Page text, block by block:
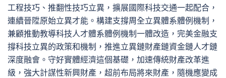
工程技巧、推翻性技巧立異，擴展國際科技交通一起配合，
連續晉陞原始立異才能。構建支撐周全立異體系體例機制，
兼顧推動教導科技人才體系體例機制一體改造，完美金融支
撐科技立異的政策和機制，推進立異鏈財產鏈資金鏈人才鏈
深度融會。守好實體經濟這個基礎，加速傳統財產改革進
級，強大計謀性新興財產，超前布局將來財產，隨機應變成